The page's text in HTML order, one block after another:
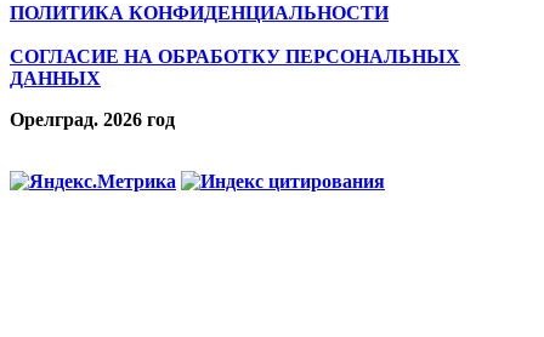
ПОЛИТИКА КОНФИДЕНЦИАЛЬНОСТИ
СОГЛАСИЕ НА ОБРАБОТКУ ПЕРСОНАЛЬНЫХ
ДАННЫХ
Орелград. 2026 год